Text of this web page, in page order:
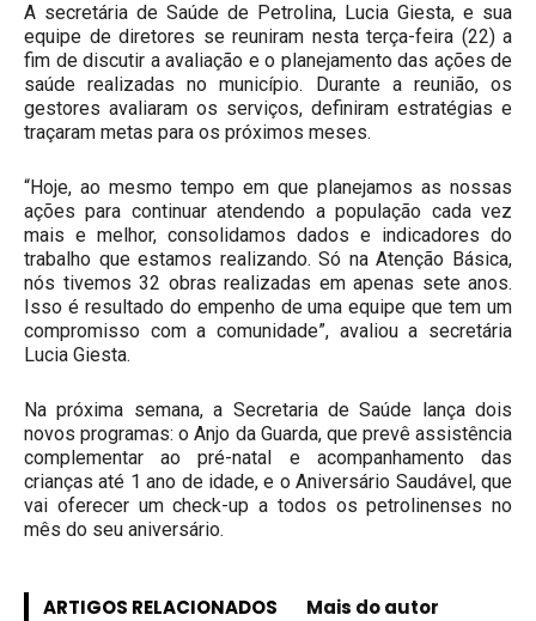
A secretária de Saúde de Petrolina, Lucia Giesta, e sua
equipe de diretores se reuniram nesta terça-feira (22) a
fim de discutir a avaliação e o planejamento das ações de
saúde realizadas no município. Durante a reunião, os
gestores avaliaram os serviços, definiram estratégias e
traçaram metas para os próximos meses.
“Hoje, ao mesmo tempo em que planejamos as nossas
ações para continuar atendendo a população cada vez
mais e melhor, consolidamos dados e indicadores do
trabalho que estamos realizando. Só na Atenção Básica,
nós tivemos 32 obras realizadas em apenas sete anos.
Isso é resultado do empenho de uma equipe que tem um
compromisso com a comunidade”, avaliou a secretária
Lucia Giesta.
Na próxima semana, a Secretaria de Saúde lança dois
novos programas: o Anjo da Guarda, que prevê assistência
complementar ao pré-natal e acompanhamento das
crianças até 1 ano de idade, e o Aniversário Saudável, que
vai oferecer um check-up a todos os petrolinenses no
mês do seu aniversário.
ARTIGOS RELACIONADOS Mais do autor